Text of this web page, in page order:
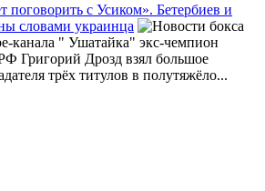
поговорить с Усиком». Бетербиев и
словами украинца
канала " Ушатайка" экс-чемпион
Григорий Дрозд взял большое
трёх титулов в полутяжёло...